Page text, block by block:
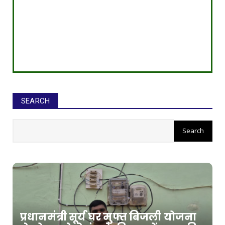
SEARCH
प्रधानमंत्री सूर्य घर मुफ्त बिजली योजना